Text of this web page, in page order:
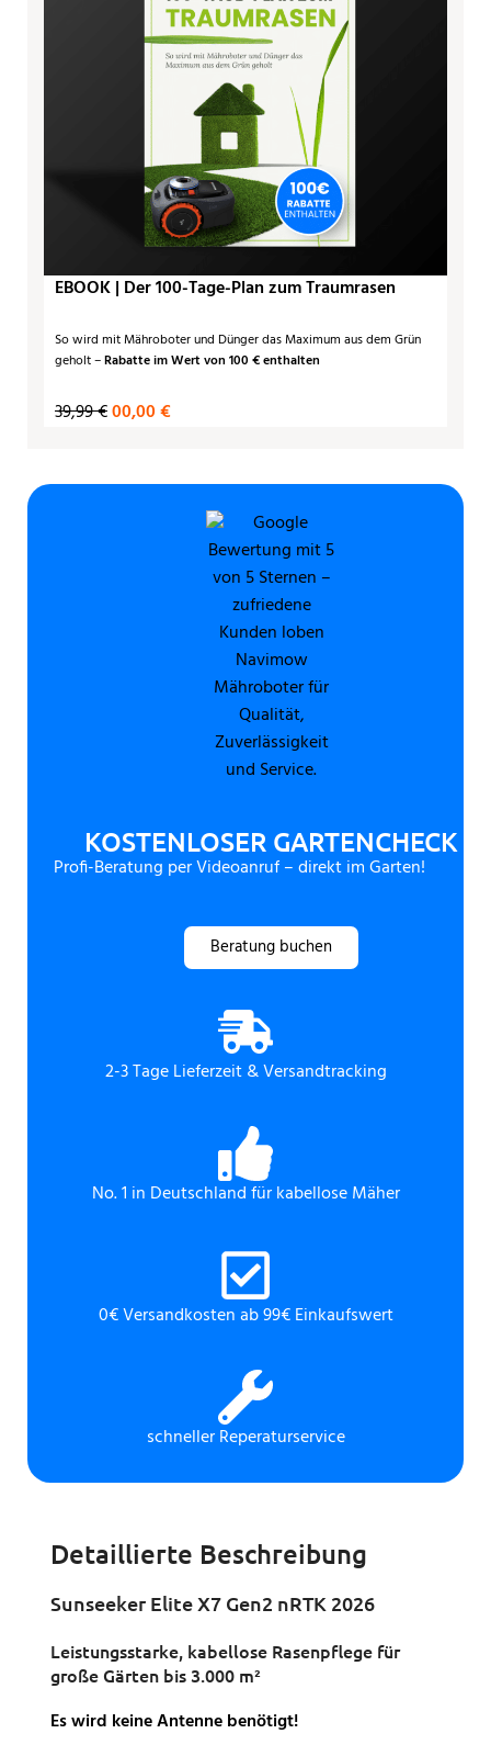
EBOOK | Der 100-Tage-Plan zum Traumrasen
So wird mit Mähroboter und Dünger das Maximum aus dem Grün
geholt –Rabatte im Wert von 100 € enthalten
39,99 €00,00 €
KOSTENLOSER GARTENCHECK
Profi-Beratung per Videoanruf – direkt im Garten!
Beratung buchen
2-3 Tage Lieferzeit & Versandtracking
No. 1 in Deutschland für kabellose Mäher
0€ Versandkosten ab 99€ Einkaufswert
schneller Reperaturservice
Detaillierte Beschreibung
Sunseeker Elite X7 Gen2 nRTK 2026
Leistungsstarke, kabellose Rasenpflege für
große Gärten bis 3.000 m²
Es wird keine Antenne benötigt!